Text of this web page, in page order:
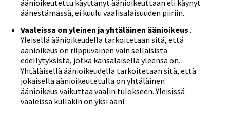
äänioikeutettu käyttänyt äänioikeuttaan eli käynyt
äänestämässä, ei kuulu vaalisalaisuuden piiriin.
Vaaleissa on yleinen ja yhtäläinen äänioikeus .
Yleisellä äänioikeudella tarkoitetaan sitä, että
äänioikeus on riippuvainen vain sellaisista
edellytyksistä, jotka kansalaisella yleensä on.
Yhtäläisellä äänioikeudella tarkoitetaan sitä, että
jokaisella äänioikeutetulla on yhtäläinen
äänioikeus vaikuttaa vaalin tulokseen. Yleisissä
vaaleissa kullakin on yksi ääni.